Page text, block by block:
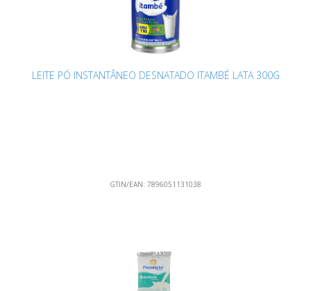
LEITE PÓ INSTANTÂNEO DESNATADO ITAMBÉ LATA 300G
GTIN/EAN: 7896051131038